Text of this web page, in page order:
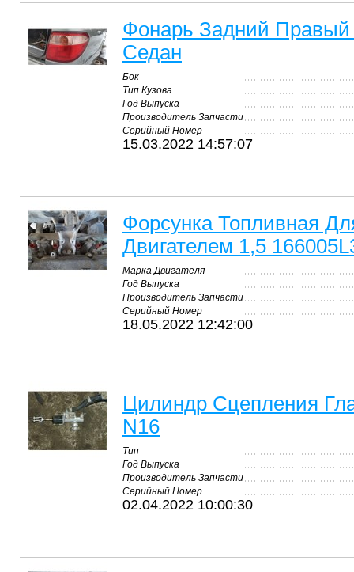
Фонарь Задний
Седан
Бок
Тип Кузова
Год Выпуска
Производитель Запчасти
Серийный Номер
15.03.2022 14:57:07
Форсунка Топливная
Двигателем 1,5
Марка Двигателя
Год Выпуска
Производитель Запчасти
Серийный Номер
18.05.2022 12:42:00
Цилиндр Сцепления
N16
Тип
Год Выпуска
Производитель Запчасти
Серийный Номер
02.04.2022 10:00:30